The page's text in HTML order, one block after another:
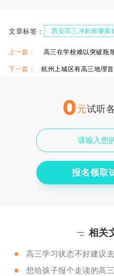
文章标签： 西安高三冲刺班哪家
西安高三冲刺
上一篇： 高三在学校难以突破瓶
下一篇：
0元试听
报名领取
相关